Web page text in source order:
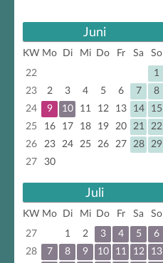
Juni
KW Mo Di Mi Do Fr Sa
So
22
1
23
2 3 4 5 6 7
8
24
9 10 11 12 13 14
15
25
16 17 18 19 20 21
22
26
23 24 25 26 27 28
29
27
30
Juli
KW Mo Di Mi Do Fr Sa
So
27
1 2 3 4 5
6
28
7 8 9 10 11 12
13